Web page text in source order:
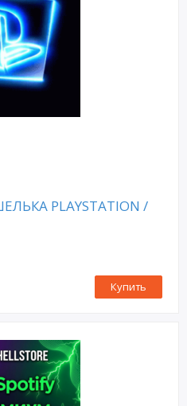
PLAYSTATION /
Купить